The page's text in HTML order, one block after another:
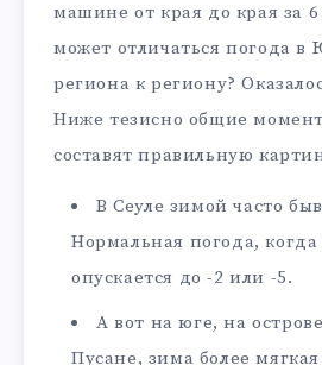
машине от края до края за 6
может отличаться погода в
региона к региону?
Ниже тезисно общие
составят правильную
В Сеуле зимой часто
Нормальная погода,
опускается до -2 или -5.
А вот на юге, на
Пусане, зима более